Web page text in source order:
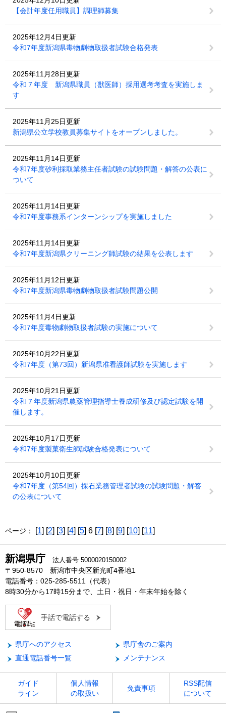
【会計年度任用職員】調理師募集
2025年12月4日更新
令和7年度新潟県毒物劇物取扱者試験合格発表
2025年11月28日更新
令和７年度 新潟県職員（獣医師）採用選考考査を実施しま
す
2025年11月25日更新
新潟県公立学校教員募集サイトをオープンしました。
2025年11月14日更新
令和7年度砂利採取業務主任者試験の試験問題・解答の公表に
ついて
2025年11月14日更新
令和7年度事務系インターンシップを実施しました
2025年11月14日更新
令和7年度新潟県クリーニング師試験の結果を公表します
2025年11月12日更新
令和7年度新潟県毒物劇物取扱者試験問題公開
2025年11月4日更新
令和7年度毒物劇物取扱者試験の実施について
2025年10月22日更新
令和7年度（第73回）新潟県准看護師試験を実施します
2025年10月21日更新
令和７年度新潟県農薬管理指導士養成研修及び認定試験を開
催します。
2025年10月17日更新
令和7年度製菓衛生師試験合格発表について
2025年10月10日更新
令和7年度（第54回）採石業務管理者試験の試験問題・解答
の公表について
ページ： [1] [2] [3] [4] [5] 6 [7] [8] [9] [10] [11]
新潟県庁 法人番号 5000020150002
〒950-8570 新潟市中央区新光町4番地1
電話番号：025-285-5511（代表）
8時30分から17時15分まで、土日・祝日・年末年始を除く
手話で電話する
県庁へのアクセス
県庁舎のご案内
直通電話番号一覧
メンテナンス
ガイド
ライン
個人情報
の取扱い
免責事項
RSS配信
について